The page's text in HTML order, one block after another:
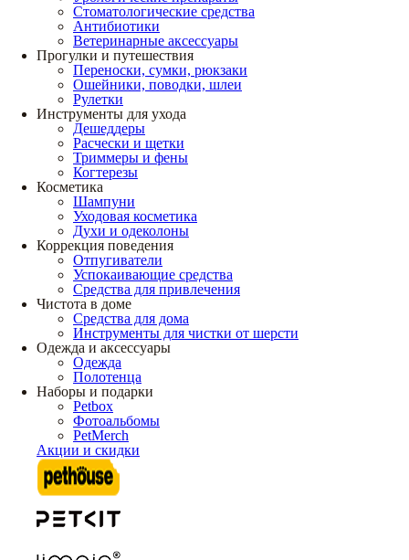
Стоматологические средства
Антибиотики
Ветеринарные аксессуары
Прогулки и путешествия
Переноски, сумки, рюкзаки
Ошейники, поводки, шлеи
Рулетки
Инструменты для ухода
Дешеддеры
Расчески и щетки
Триммеры и фены
Когтерезы
Косметика
Шампуни
Уходовая косметика
Духи и одеколоны
Коррекция поведения
Отпугиватели
Успокаивающие средства
Средства для привлечения
Чистота в доме
Средства для дома
Инструменты для чистки от шерсти
Одежда и аксессуары
Одежда
Полотенца
Наборы и подарки
Petbox
Фотоальбомы
PetMerch
Акции и скидки